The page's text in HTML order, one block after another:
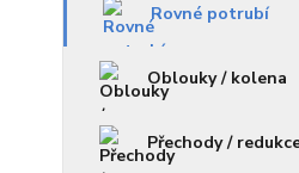
Rovné potrubí
Oblouky / kolena
Přechody /